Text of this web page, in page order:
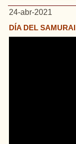
24-abr-2021
DÍA DEL SAMURAI